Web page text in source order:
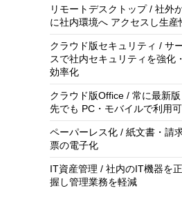
リモートデスクトップ / 社外
に社内環境へ アクセスし生産
クラウド版セキュリティ / サ
スで社内セキュリティを強化
効率化
クラウド版Office / 常に最新版
先でも PC・モバイルで利用
ペーパーレス化 / 紙文書・請
票の電子化
IT資産管理 / 社内のIT機器を
握し管理業務を軽減